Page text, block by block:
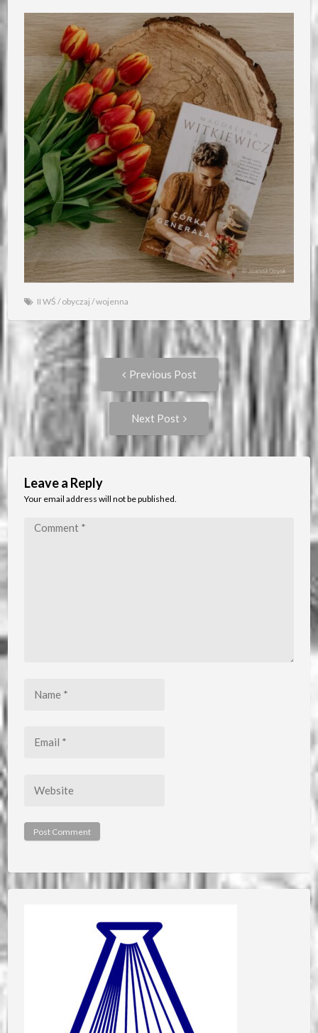
II WŚ /obyczaj /wojenna
Post
navigation
Previous Post
Previous
post:
Next Post
Leave a Reply
Your email address will not be published.
Comment